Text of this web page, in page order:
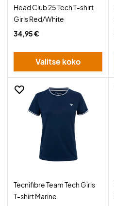
Head Club 25 Tech T-shirt
Girls Red/White
34,95 €
Valitse koko
Tecnifibre Team Tech Girls
T-shirt Marine